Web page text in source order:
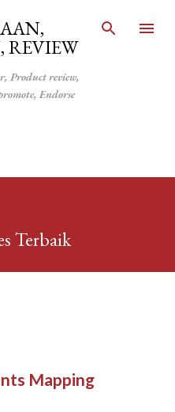
utama
REVIEW
Product review,
Endorse
Terbaik
Mapping